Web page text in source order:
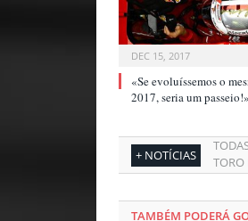
DEC 15, 2017
«Se evoluíssemos o
2017, seria um
+ NOTÍCIAS
TORO
TAMBÉM PODERÁ